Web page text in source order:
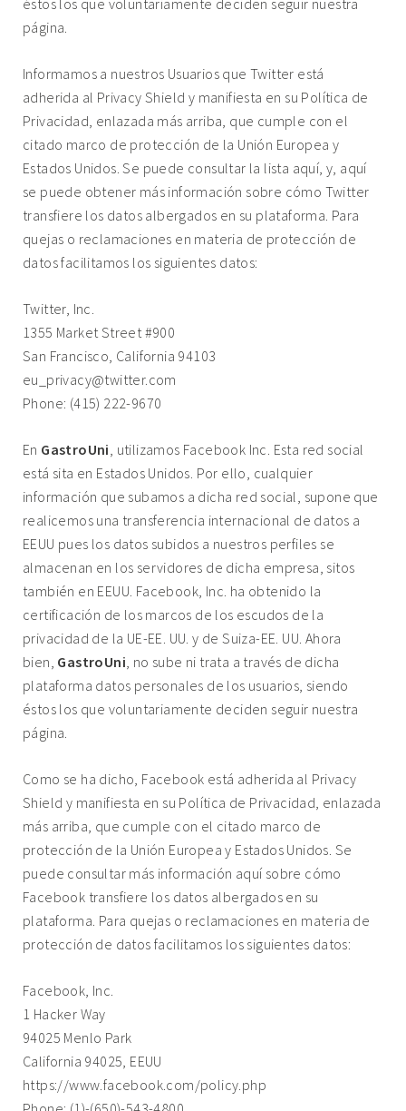
página.
Informamos a nuestros Usuarios que Twitter está
adherida al Privacy Shield y manifiesta en su Política de
Privacidad, enlazada más arriba, que cumple con el
citado marco de protección de la Unión Europea y
Estados Unidos. Se puede consultar la lista aquí , y, aquí
se puede obtener más información sobre cómo Twitter
transfiere los datos albergados en su plataforma. Para
quejas o reclamaciones en materia de protección de
datos facilitamos los siguientes datos:
Twitter, Inc.
1355 Market Street #900
San Francisco, California 94103
eu_privacy@twitter.com
Phone: (415) 222-9670
En GastroUni , utilizamos Facebook Inc. Esta red social
está sita en Estados Unidos. Por ello, cualquier
información que subamos a dicha red social, supone que
realicemos una transferencia internacional de datos a
EEUU pues los datos subidos a nuestros perfiles se
almacenan en los servidores de dicha empresa, sitos
también en EEUU. Facebook, Inc. ha obtenido la
certificación de los marcos de los escudos de la
privacidad de la UE-EE. UU. y de Suiza-EE. UU. Ahora
bien, GastroUni , no sube ni trata a través de dicha
plataforma datos personales de los usuarios, siendo
éstos los que voluntariamente deciden seguir nuestra
página.
Como se ha dicho, Facebook está adherida al Privacy
Shield y manifiesta en su Política de Privacidad, enlazada
más arriba, que cumple con el citado marco de
protección de la Unión Europea y Estados Unidos. Se
puede consultar más información aquí sobre cómo
Facebook transfiere los datos albergados en su
plataforma. Para quejas o reclamaciones en materia de
protección de datos facilitamos los siguientes datos:
Facebook, Inc.
1 Hacker Way
94025 Menlo Park
California 94025, EEUU
https://www.facebook.com/policy.php